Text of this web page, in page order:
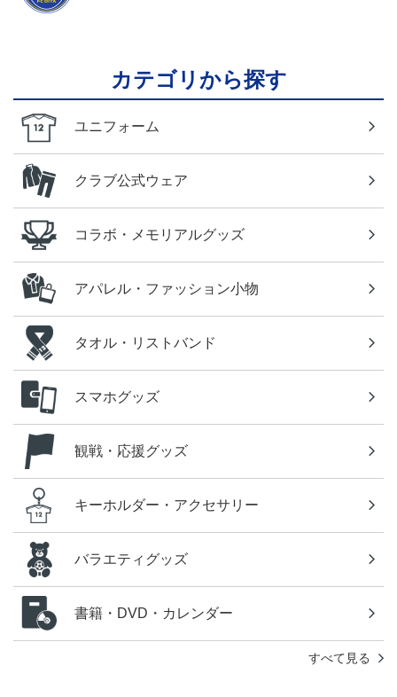
カテゴリから探す
ユニフォーム
クラブ公式ウェア
コラボ・メモリアルグッズ
アパレル・ファッション小物
タオル・リストバンド
スマホグッズ
観戦・応援グッズ
キーホルダー・アクセサリー
バラエティグッズ
書籍・DVD・カレンダー
すべて見る